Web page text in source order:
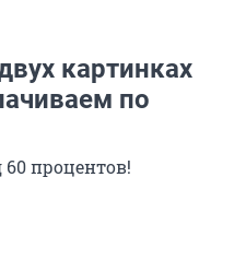
картинках
по
процентов!